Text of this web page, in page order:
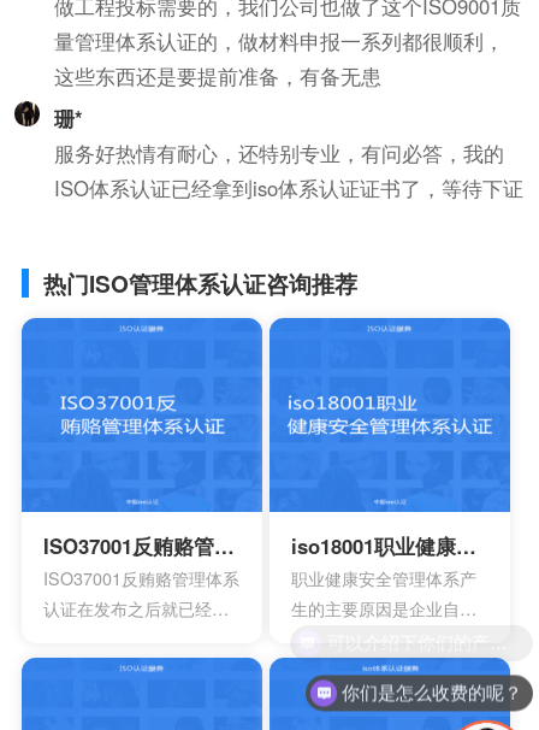
做工程投标需要的，我们公司也做了这个ISO9001质
量管理体系认证的，做材料申报一系列都很顺利，
这些东西还是要提前准备，有备无患
珊*
服务好热情有耐心，还特别专业，有问必答，我的
ISO体系认证已经拿到iso体系认证证书了，等待下证
热门ISO管理体系认证咨询推荐
ISO37001反贿赂管理体系认证
ISO37001反贿赂管理体系
认证在发布之后就已经得
为了有效组织制定相对应
iso18001职业健康安全管理体系认证
职业健康安全管理体系产
生的主要原因是企业自身
发展的要求。随着企业规
模扩大和生产集约化程度
的提高，对企业的质量管
你们是怎么收费的呢？